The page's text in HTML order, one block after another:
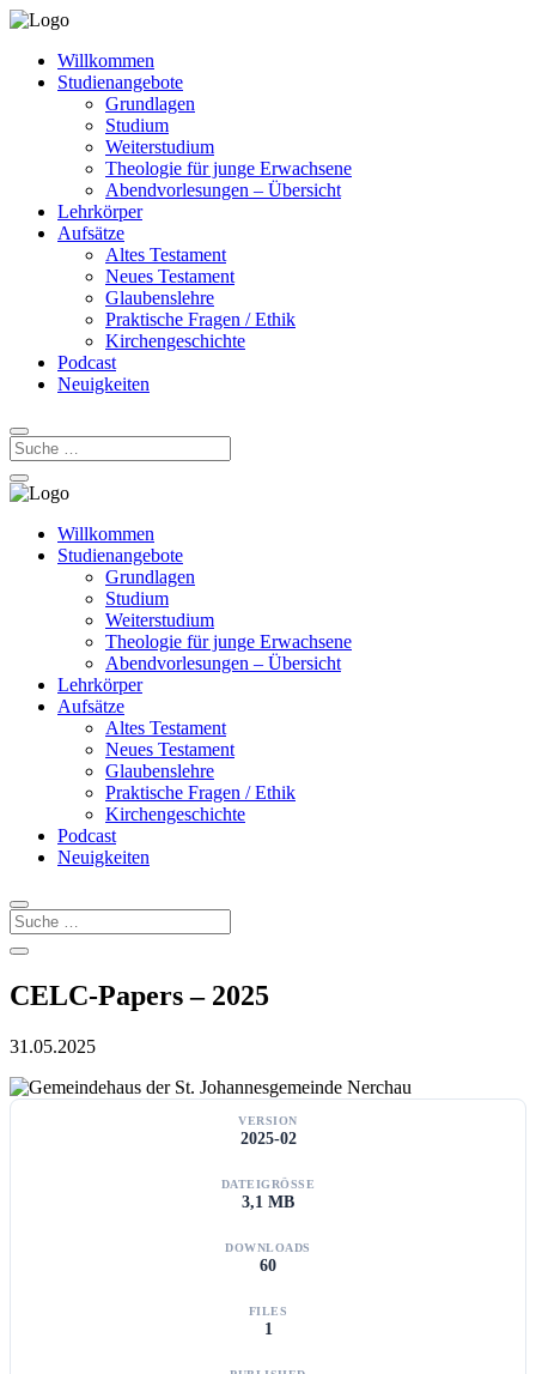
Willkommen
Studienangebote
Grundlagen
Studium
Weiterstudium
Theologie für junge Erwachsene
Abendvorlesungen – Übersicht
Lehrkörper
Aufsätze
Altes Testament
Neues Testament
Glaubenslehre
Praktische Fragen / Ethik
Kirchengeschichte
Podcast
Neuigkeiten
Willkommen
Studienangebote
Grundlagen
Studium
Weiterstudium
Theologie für junge Erwachsene
Abendvorlesungen – Übersicht
Lehrkörper
Aufsätze
Altes Testament
Neues Testament
Glaubenslehre
Praktische Fragen / Ethik
Kirchengeschichte
Podcast
Neuigkeiten
CELC-Papers – 2025
31.05.2025
VERSION
2025-02
DATEIGRÖSSE
3,1 MB
DOWNLOADS
60
FILES
1